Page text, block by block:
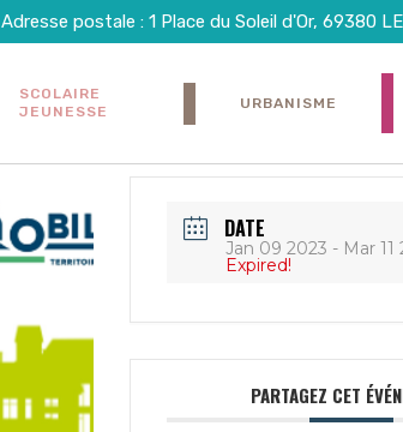
Adresse postale : 1 Place du Soleil d'Or, 69380
SCOLAIRE
JEUNESSE
URBANISME
DATE
Jan 09 2023 - Mar 11
Expired!
PARTAGEZ CET